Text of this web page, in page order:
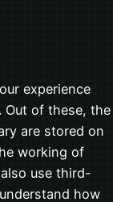
experience
Out of these, the
are stored on
working of
use third-
how